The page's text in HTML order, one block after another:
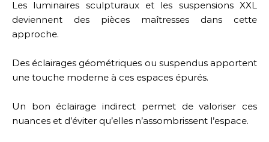
Les luminaires sculpturaux et les suspensions XXL
deviennent des pièces maîtresses dans cette
approche.
Des éclairages géométriques ou suspendus apportent
une touche moderne à ces espaces épurés.
Un bon éclairage indirect permet de valoriser ces
nuances et d’éviter qu’elles n’assombrissent l’espace.